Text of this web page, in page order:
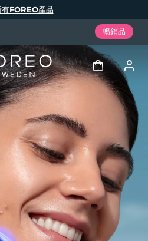
有FOREO產品
暢銷品
登入
用戶信息
我的設備
我的訂單
我的地址
Elixir
Español
Português
Русский
文 繁體中文